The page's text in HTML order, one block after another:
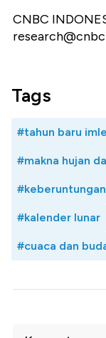
CNBC
Tags
#tahun baru
#makna hujan
#keberuntungan
#kalender lunar
#cuaca dan